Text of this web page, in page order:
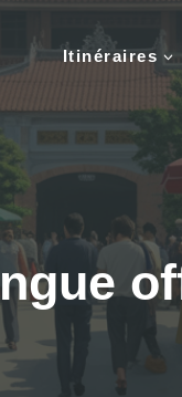
Itinéraires